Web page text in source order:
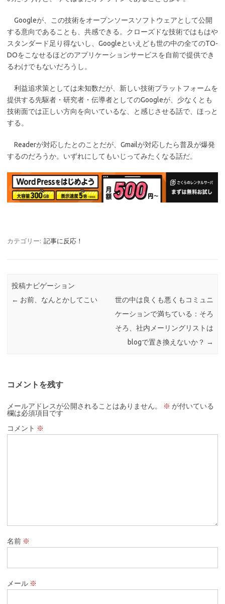
Googleが、この技術をオープンソースソフトウェアとして公開
する意向であることも、共感できる。クローズドな技術ではもはや
スタンダード足り得ないし、Googleといえども世の中の全てのTO-
DOをこなせるほどのアプリケーションサービスを自前で提供でき
るわけでもないだろうし。
利益追求策としては未知数だが、新しい技術プラットフォームを
提供する先駆者・研究者・伝導者としてのGoogleが、少なくとも
技術面では正しい方向を向いているな、と感じさせる話で、ほっと
する。
Readerが対応したとのことだが、Gmailが対応したら普及が爆発
するのだろうか。いずれにしてもいじってみたくなる話だ。
カテゴリー: 記事に反応！
投稿ナビゲーション
← お前、なんとかしてこい
世の中は良くも悪くもコミュニ
ケーションで満ちている：そろ
そろ、社内メーリングリストは
blogで置き換えないか？ →
コメントを残す
メールアドレスが公開されることはありません。 ※ が付いている
欄は必須項目です
コメント ※
名前 ※
メール ※